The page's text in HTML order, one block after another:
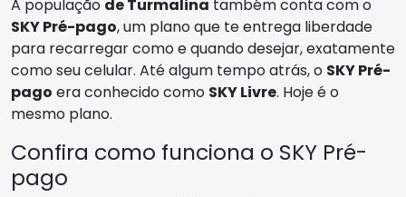
A população de Turmalina também conta com o
SKY Pré-pago, um plano que te entrega liberdade
para recarregar como e quando desejar, exatamente
como seu celular. Até algum tempo atrás, o SKY Pré-
pago era conhecido como SKY Livre. Hoje é o
mesmo plano.
Confira como funciona o SKY Pré-
pago